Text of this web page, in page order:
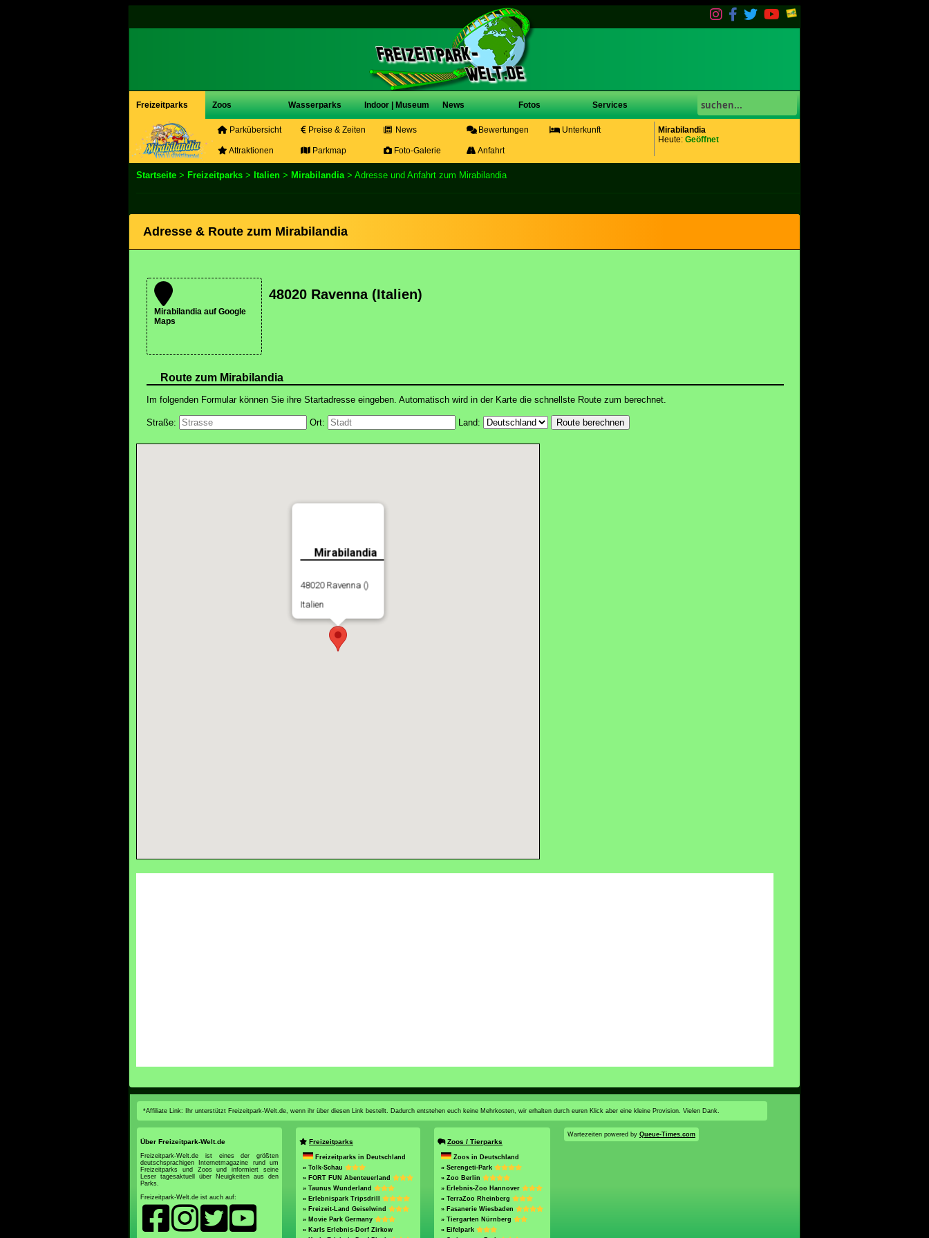
Freizeitparks Zoos Wasserparks Indoor | Museum News Fotos Services
Mirabilandia
Heute: Geöffnet
Parkübersicht Preise & Zeiten News Bewertungen Unterkunft
Attraktionen Parkmap Foto-Galerie Anfahrt
Startseite > Freizeitparks > Italien > Mirabilandia> Adresse und Anfahrt zum Mirabilandia
Adresse & Route zum Mirabilandia
Mirabilandia auf Google
Maps
48020 Ravenna (Italien)
Route zum Mirabilandia
Im folgenden Formular können Sie ihre Startadresse eingeben. Automatisch wird in der Karte die schnellste Route zum berechnet.
Straße: Ort: Land:
Mirabilandia
48020 Ravenna ()
Italien
*Affiliate Link: Ihr unterstützt Freizeitpark-Welt.de, wenn ihr über diesen Link bestellt. Dadurch entstehen euch keine Mehrkosten, wir erhalten durch euren Klick aber eine kleine Provision. Vielen Dank.
Über Freizeitpark-Welt.de
Freizeitpark-Welt.de ist eines der größten
deutschsprachigen Internetmagazine rund um
Freizeitparks und Zoos und informiert seine
Leser tagesaktuell über Neuigkeiten aus den
Parks.
Freizeitpark-Welt.de ist auch auf:
Freizeitparks
Freizeitparks in Deutschland
» Tolk-Schau
» FORT FUN Abenteuerland
» Taunus Wunderland
» Erlebnispark Tripsdrill
» Freizeit-Land Geiselwind
» Movie Park Germany
» Karls Erlebnis-Dorf Zirkow
Zoos / Tierparks
Zoos in Deutschland
» Serengeti-Park
» Zoo Berlin
» Erlebnis-Zoo Hannover
» TerraZoo Rheinberg
» Fasanerie Wiesbaden
» Tiergarten Nürnberg
» Eifelpark
Wartezeiten powered by Queue-Times.com